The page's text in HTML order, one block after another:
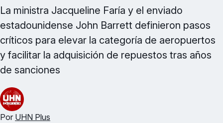
La ministra Jacqueline Faría y el enviado
estadounidense John Barrett definieron pasos
críticos para elevar la categoría de aeropuertos
y facilitar la adquisición de repuestos tras años
de sanciones
Por UHN Plus